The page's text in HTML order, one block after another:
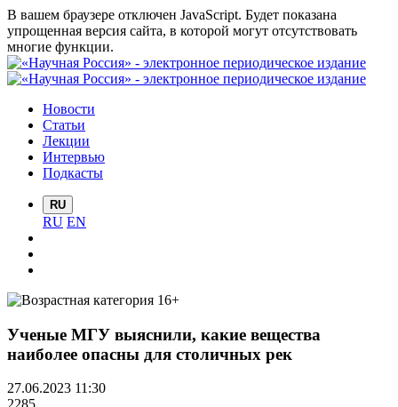
В вашем браузере отключен JavaScript. Будет показана
упрощенная версия сайта, в которой могут отсутствовать
многие функции.
Новости
Статьи
Лекции
Интервью
Подкасты
RU
RU EN
Ученые МГУ выяснили, какие вещества
наиболее опасны для столичных рек
27.06.2023 11:30